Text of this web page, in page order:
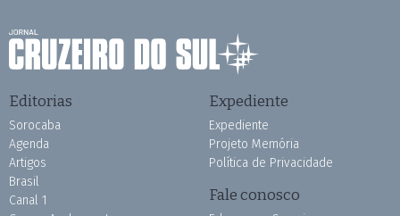
Editorias
Sorocaba
Agenda
Artigos
Brasil
Canal 1
Expediente
Expediente
Projeto Memória
Política de Privacidade
Fale conosco